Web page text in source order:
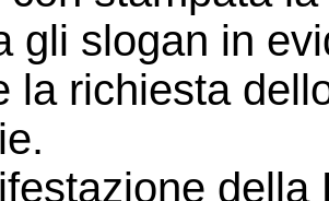
gli slogan in
la richiesta
della